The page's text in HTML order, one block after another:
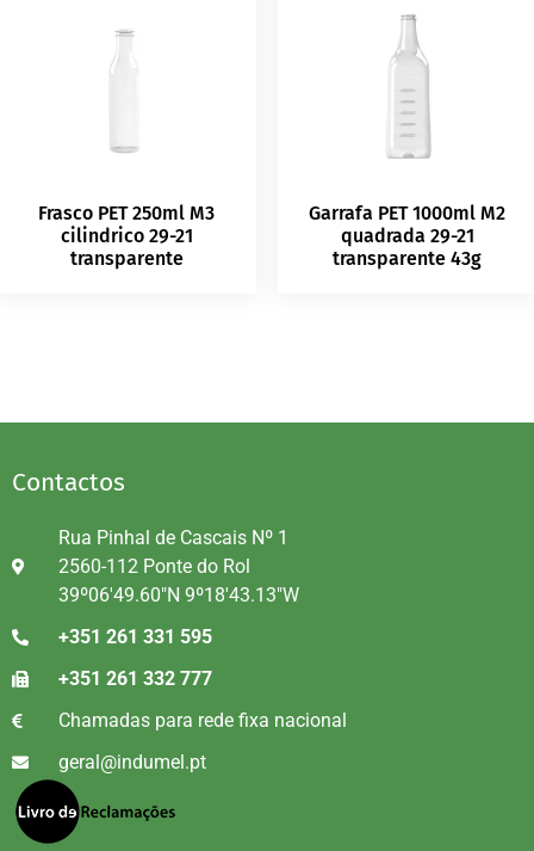
Frasco PET 250ml M3
cilindrico 29-21
transparente
Garrafa PET 1000ml M2
quadrada 29-21
transparente 43g
Contactos
Rua Pinhal de Cascais Nº 1
2560-112 Ponte do Rol
39º06'49.60"N 9º18'43.13"W
+351 261 331 595
+351 261 332 777
Chamadas para rede fixa nacional
geral@indumel.pt